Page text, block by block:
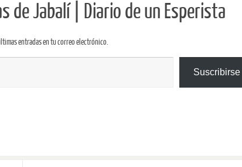
de Jabalí | Diario de un Esperista
entradas en tu correo electrónico.
Suscribirse